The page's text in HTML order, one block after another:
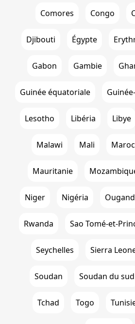
Comores Congo
Djibouti Égypte
Gabon Gambie
Guinée équatoriale
Lesotho Libéria Libye
Malawi Mali Maroc
Mauritanie
Niger Nigéria
Rwanda Sao Tomé-et-
Seychelles Sierra
Soudan Soudan du sud
Tchad Togo